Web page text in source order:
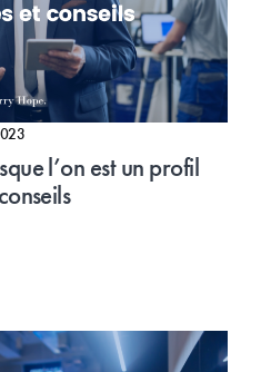
l’on est un profil